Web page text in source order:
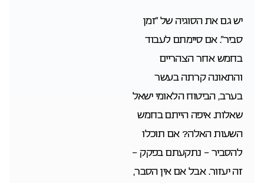
יש גם את הסוגיה של “זמן
סביר”. אם סיימתם לעבוד
בחמש אחר הצהריים
והתאונה קרתה בעשר
בערב, הביטוח הלאומי ישאל
שאלות. איפה הייתם בחמש
השעות האלה? אם תוכלו
להסביר – נתקעתם בפקק –
זה יעזור. אבל אם אין הסבר,